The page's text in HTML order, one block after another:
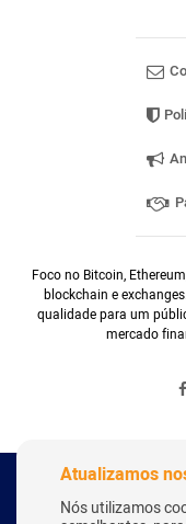
Foco no Bitcoin,
blockchain e
qualidade para um
mercado
Copyright
Atualizamos
Nós utilizamos